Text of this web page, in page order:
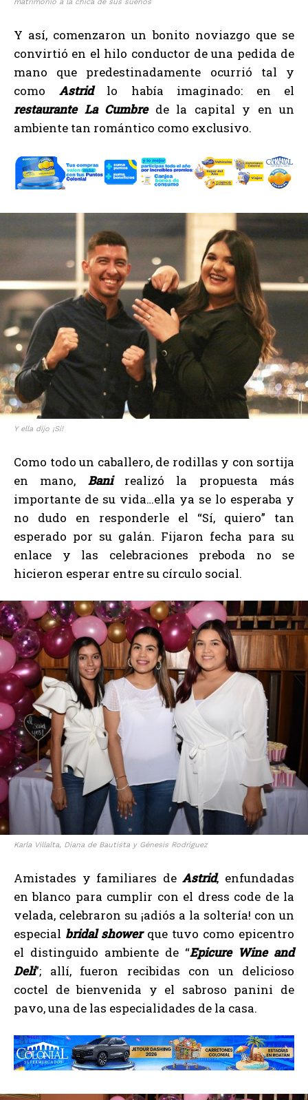
Y así, comenzaron un bonito noviazgo que se
convirtió en el hilo conductor de una pedida de
mano que predestinadamente ocurrió tal y
como Astridlo había imaginado: en el
restaurante La Cumbrede la capital y en un
ambiente tan romántico como exclusivo.
Y ella dijo ¡Si!
Como todo un caballero, de rodillas y con sortija
en mano, Bani
realizó la propuesta más
importante de su vida…ella ya se lo esperaba y
no dudo en responderle el “Sí, quiero” tan
esperado por su galán. Fijaron fecha para su
enlace y las celebraciones preboda no se
hicieron esperar entre su círculo social.
Karla Villalta, Diana de Bautista y Génesis Rodríguez
Amistades y familiares deAstrid, enfundadas
en blanco para cumplir con el dress code de la
velada, celebraron su ¡adiós a la soltería! con un
especial bridal showerque tuvo como epicentro
el distinguido ambiente de “Epicure Wine and
Deli”; allí, fueron recibidas con un delicioso
coctel de bienvenida y el sabroso panini de
pavo, una de las especialidades de la casa.